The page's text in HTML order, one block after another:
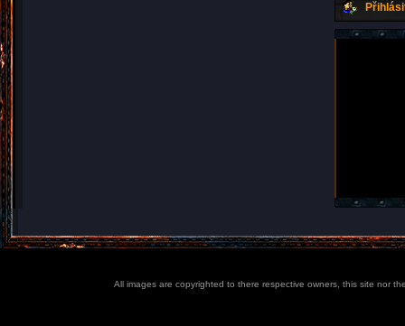
All images are copyrighted to there respective owners, this site nor